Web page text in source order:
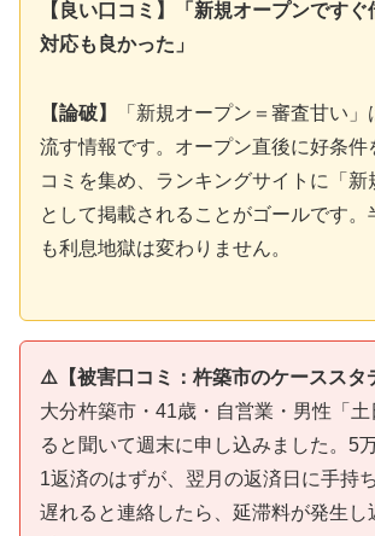
【良い口コミ】「新規オープンですぐ
対応も良かった」
【論破】
「新規オープン＝審査甘い
流す情報です。オープン直後に好条件
コミを集め、ランキングサイトに「新
として掲載されることがゴールです。
も利息地獄は変わりません。
⚠️【被害口コミ：杵築市のケーススタ
大分杵築市・41歳・自営業・男性「
ると聞いて週末に申し込みました。5
1返済のはずが、翌月の返済日に手持
遅れると連絡したら、延滞料が発生し